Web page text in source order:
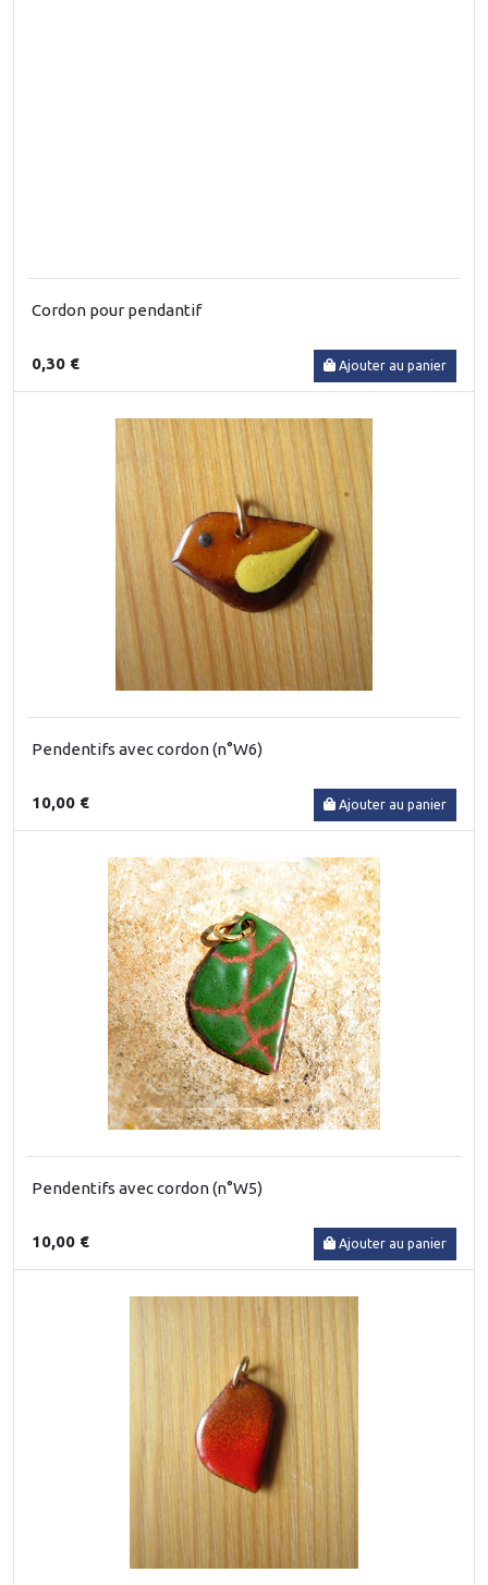
Cordon pour pendantif
0,30 € Ajouter au panier
Pendentifs avec cordon (n°W6)
10,00 € Ajouter au panier
Pendentifs avec cordon (n°W5)
10,00 € Ajouter au panier